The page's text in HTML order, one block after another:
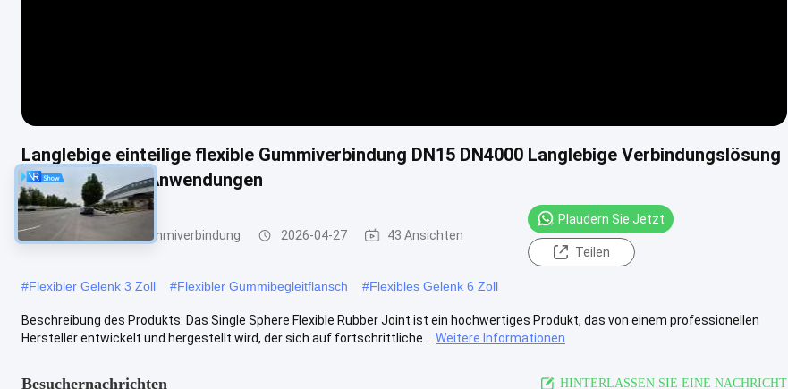
Langlebige einteilige flexible Gummiverbindung DN15 DN4000 Langlebige Verbindungslösung
für industrielle Anwendungen
Einkugel-Flexible Gummiverbindung 2026-04-27 43 Ansichten
Plaudern Sie Jetzt
Teilen
#Flexibler Gelenk 3 Zoll #Flexibler Gummibegleitflansch #Flexibles Gelenk 6 Zoll
Beschreibung des Produkts: Das Single Sphere Flexible Rubber Joint ist ein hochwertiges Produkt, das von einem professionellen
Hersteller entwickelt und hergestellt wird, der sich auf fortschrittliche...
Weitere Informationen
Besuchernachrichten HINTERLASSEN SIE EINE NACHRICHT